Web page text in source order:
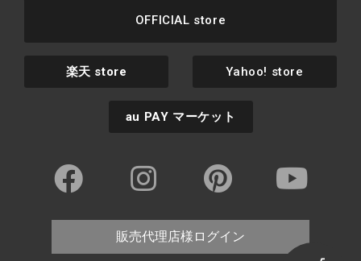
OFFICIAL store
楽天 store Yahoo! store
au PAY マーケット
販売代理店様ログイン